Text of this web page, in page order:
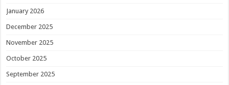
January 2026
December 2025
November 2025
October 2025
September 2025